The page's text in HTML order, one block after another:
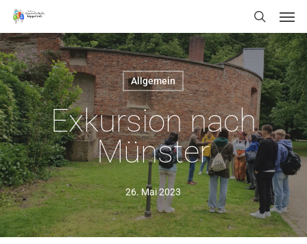
Skip
to
main
content
search
Allgemein
Exkursion nach
Münster
26. Mai 2023
Menu